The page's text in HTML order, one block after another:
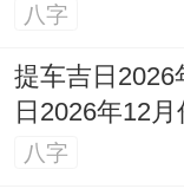
下，比如12
龙得朋友，说
他更合得日子
八字
提车吉日2026
日2026年12
八字